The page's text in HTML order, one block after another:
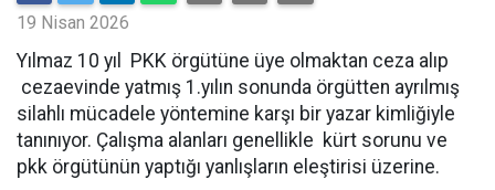
19 Nisan 2026
Yılmaz 10 yıl PKK örgütüne üye olmaktan ceza alıp
cezaevinde yatmış 1.yılın sonunda örgütten ayrılmış
silahlı mücadele yöntemine karşı bir yazar kimliğiyle
tanınıyor. Çalışma alanları genellikle kürt sorunu ve
pkk örgütünün yaptığı yanlışların eleştirisi üzerine.